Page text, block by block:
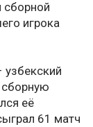
сборной
игрока
её
61 матч